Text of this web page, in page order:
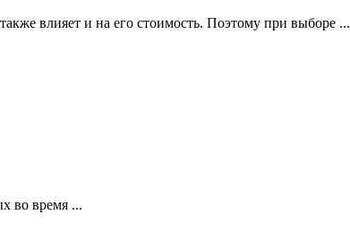
влияет и на его стоимость. Поэтому при выборе ...
во время ...